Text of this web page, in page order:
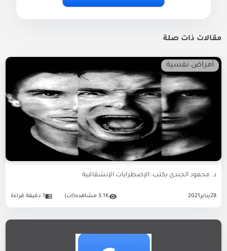
مقالات ذات صلة
أمراض نفسية
د. محمود الجندى يكتب: الإضطرابات الإنشقاقية
28يناير2021 3.1K مشاهده(ات) 1 دقيقة قراءة